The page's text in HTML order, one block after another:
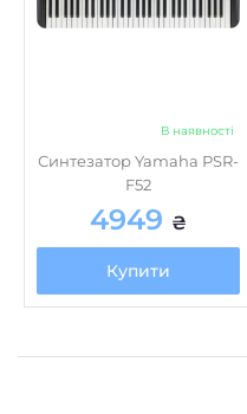
В наявності
Синтезатор Yamaha PSR-
F52
4949 ₴
Купити